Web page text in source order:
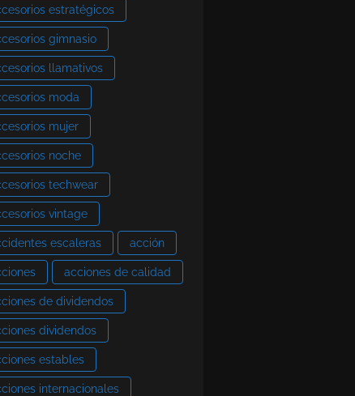
estratégicos
gimnasio
llamativos
moda
mujer
noche
techwear
vintage
escaleras acción
acciones de calidad
de dividendos
dividendos
estables
internacionales